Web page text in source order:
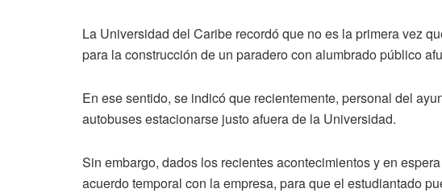
La Universidad del Caribe recordó que no es la primera vez
para la construcción de un paradero con alumbrado público
En ese sentido, se indicó que recientemente, personal del
autobuses estacionarse justo afuera de la Universidad.
Sin embargo, dados los recientes acontecimientos y en
acuerdo temporal con la empresa, para que el estudiantado